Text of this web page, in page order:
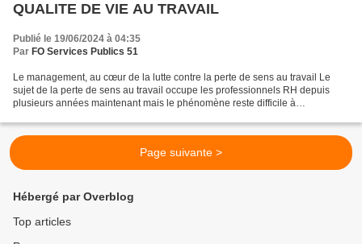
QUALITE DE VIE AU TRAVAIL
Publié le 19/06/2024 à 04:35
Par FO Services Publics 51
Le management, au cœur de la lutte contre la perte de sens au travail Le
sujet de la perte de sens au travail occupe les professionnels RH depuis
plusieurs années maintenant mais le phénomène reste difficile à
Page suivante >
Hébergé par Overblog
Top articles